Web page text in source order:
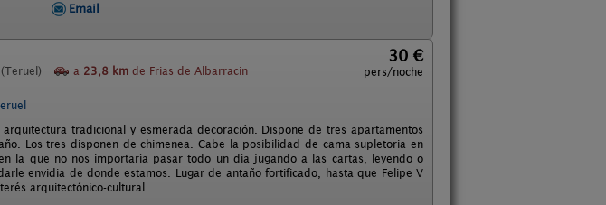
Email
(Teruel) a 23,8 km de Frias de Albarracin
30 €
pers/noche
tradicional y esmerada decoración. Dispone de tres apartamentos
Los tres disponen de chimenea. Cabe la posibilidad de cama supletoria en
la que no nos importaría pasar todo un día jugando a las cartas, leyendo o
envidia de donde estamos. Lugar de antaño fortificado, hasta que Felipe V
arquitectónico-cultural.